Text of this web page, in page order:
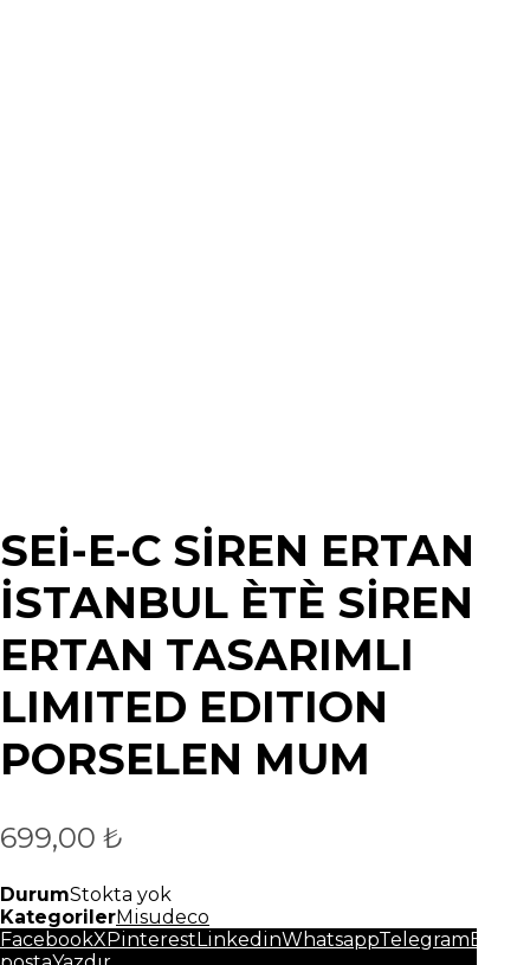
SEİ-E-C SİREN ERTAN
İSTANBUL ÈTÈ SİREN
ERTAN TASARIMLI
LIMITED EDITION
PORSELEN MUM
699,00 ₺
DurumStokta yok
KategorilerMisudeco
FacebookXPinterestLinkedinWhatsappTelegramE-